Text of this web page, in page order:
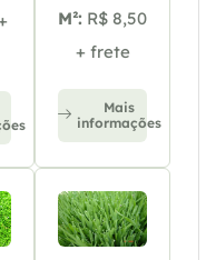
M²: R$ 8,50
+ frete
Mais
informações